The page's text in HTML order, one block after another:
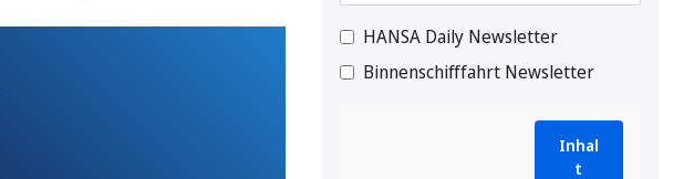
HANSA Daily Newsletter
Binnenschifffahrt Newsletter
Inhal
t